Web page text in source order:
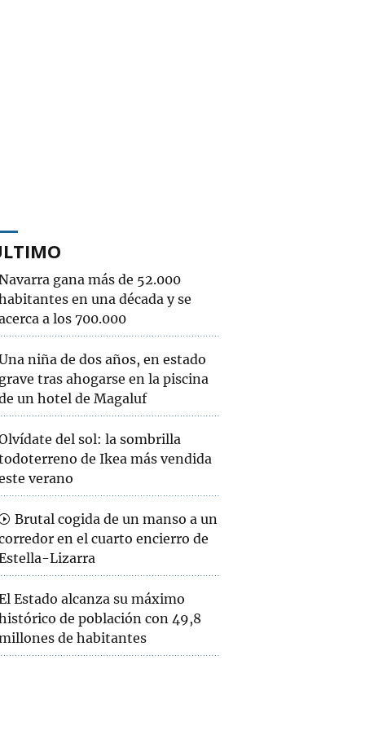
gana más de 52.000
en una década y se
a los 700.000
niña de dos años, en estado
grave tras ahogarse en la piscina
un hotel de Magaluf
del sol: la sombrilla
de Ikea más vendida
verano
Brutal cogida de un manso a un
en el cuarto encierro de
Lizarra
Estado alcanza su máximo
de población con 49,8
de habitantes